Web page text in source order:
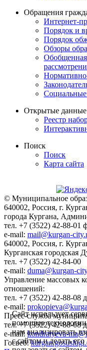
Обращения
Интернет-
Порядок и
Порядок
Обзоры
Обобщенная
Социальные
Открытые данные
Реестр
Поиск
Поиск
Карта сайта
© Муниципальное
640002, Россия, г.
города Кургана,
тел. +7 (3522) 42-88-01
e-mail: mail@kurgan-
640002, Россия, г.
Курганская городская
тел. +7 (3522) 42-84-00
e-mail: duma@kurgan-
Управление массовых
отношений:
тел. +7 (3522) 42-88-08
e-mail:
Пресс-служба
тел. +7 (3522) 42-88-08
e-mail:kondratyeva-
Госвеб:
Сайт использует
помощью технологии
нам анализировать
с сайтом и делать